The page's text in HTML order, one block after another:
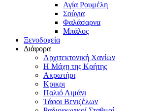
Αγία Ρουμέλη
Σούγια
Φαλάσαρνα
Μπάλος
Ξενοδοχεία
Διάφορα
Αρχιτεκτονική Χανίων
Η Μάχη της Κρήτης
Ακρωτήρι
Κρικρι
Παλιό Λιμάνι
Τάφοι Βενιζέλων